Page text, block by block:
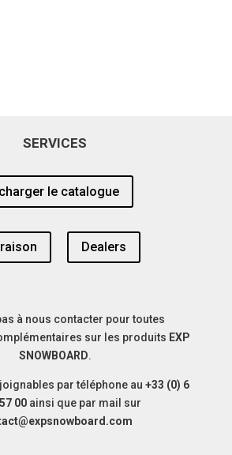
SERVICES
le catalogue
Dealers
à nous contacter pour toutes
sur les produits EXP
SNOWBOARD.
par téléphone au+33 (0) 6
00ainsi que par mail sur